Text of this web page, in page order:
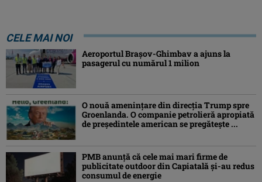
CELE MAI NOI
Aeroportul Brașov-Ghimbav a ajuns la
pasagerul cu numărul 1 milion
O nouă amenințare din direcția Trump spre
Groenlanda. O companie petrolieră apropiată
de președintele american se pregătește ...
PMB anunță că cele mai mari firme de
publicitate outdoor din Capiatală și-au redus
consumul de energie